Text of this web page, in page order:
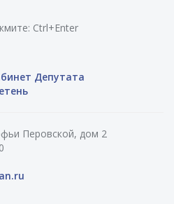
Ctrl+Enter
Депутата
Перовской, дом 2